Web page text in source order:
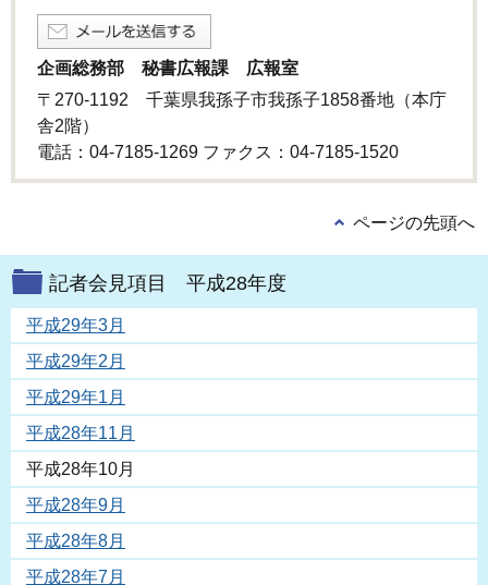
企画総務部 秘書広報課 広報室
〒270-1192 千葉県我孫子市我孫子1858番地（本庁
舎2階）
電話：04-7185-1269 ファクス：04-7185-1520
ページの先頭へ
記者会見項目 平成28年度
平成29年3月
平成29年2月
平成29年1月
平成28年11月
平成28年10月
平成28年9月
平成28年8月
平成28年7月